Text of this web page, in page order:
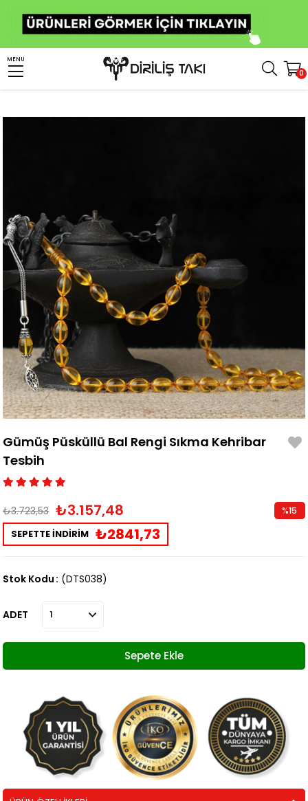
MENU
0
Kehribar Tesbih
Gümüş Püsküllü Bal Rengi Sıkma Kehribar Tesbih
Gümüş Püsküllü Bal Rengi Sıkma Kehribar
Tesbih
₺3.723,53 ₺3.157,48
SEPETTE İNDİRİM ₺2841,73
%15
Stok Kodu (DTS038)
ADET